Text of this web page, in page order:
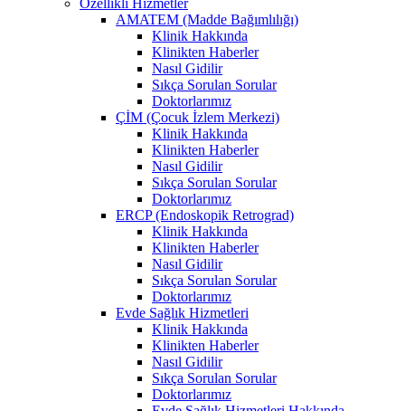
AMATEM (Madde Bağımlılığı)
Klinik Hakkında
Klinikten Haberler
Nasıl Gidilir
Sıkça Sorulan Sorular
Doktorlarımız
ÇİM (Çocuk İzlem Merkezi)
Klinik Hakkında
Klinikten Haberler
Nasıl Gidilir
Sıkça Sorulan Sorular
Doktorlarımız
ERCP (Endoskopik Retrograd)
Klinik Hakkında
Klinikten Haberler
Nasıl Gidilir
Sıkça Sorulan Sorular
Doktorlarımız
Evde Sağlık Hizmetleri
Klinik Hakkında
Klinikten Haberler
Nasıl Gidilir
Sıkça Sorulan Sorular
Doktorlarımız